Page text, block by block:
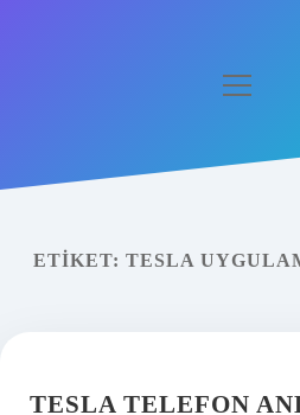
Yasal Uyarı
menüyü
ETIKET: TESLA
TESLA TELEFON